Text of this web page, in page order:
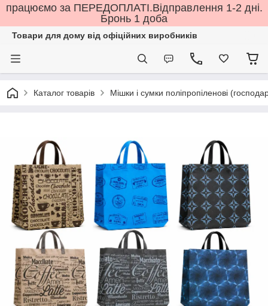
працюємо за ПЕРЕДОПЛАТІ.Відправлення 1-2 дні.
Бронь 1 доба
Товари для дому від офіційних виробників
Каталог товарів Мішки і сумки поліпропіленові